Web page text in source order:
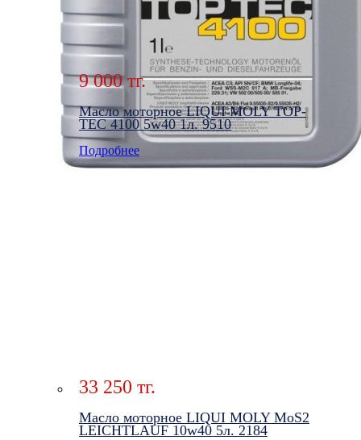
9 000 тг.
Масло моторное LIQUI MOLY TOP-
TEC 4100 5w40 1л. 9510
Подробнее
33 250 тг.
Масло моторное LIQUI MOLY MoS2
LEICHTLAUF 10w40 5л. 2184